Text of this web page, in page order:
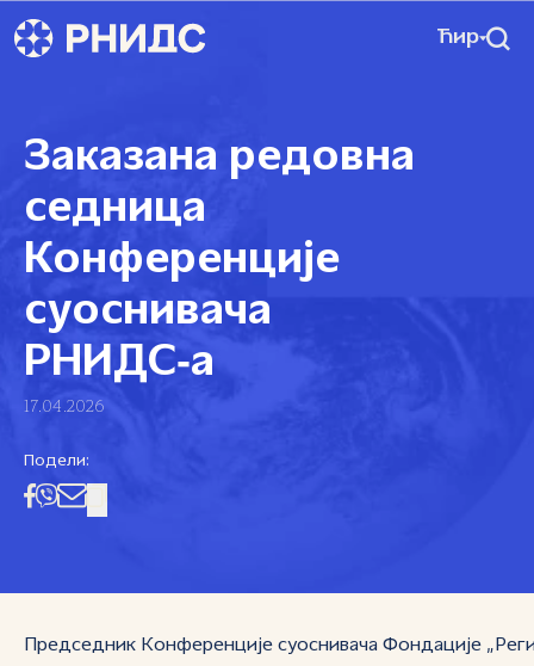
Ћир
Заказана редовна
седница
Конференције
суоснивача
РНИДС‑а
17.04.2026
Подели:
Председник Конференције суоснивача Фондације